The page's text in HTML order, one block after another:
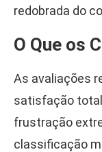
redobrada do
O Que os
As avaliações
satisfação
frustração
classificação